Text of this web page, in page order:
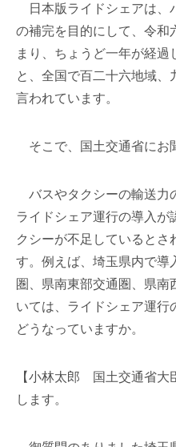
日本版ライドシェアは、
の補完を目的にして、令和
まり、ちょうど一年が経過
と、全国で百二十六地域、
言われています。
そこで、国土交通省にお
バスやタクシーの輸送力
ライドシェア運行の導入が
クシーが不足しているとさ
す。例えば、埼玉県内で導
圏、県南東部交通圏、県南
いては、ライドシェア運行
どうなっていますか。
【小林太郎 国土交通省
します。